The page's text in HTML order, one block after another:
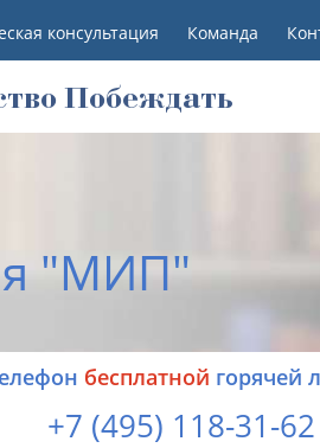
консультация Команда
Побеждать
"МИП"
бесплатной горячей
+7 (495) 118-31-62